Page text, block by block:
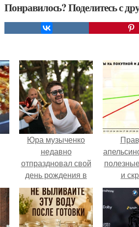
Понравилось? Поделитесь с
Юра музыченко
недавно
отпраздновал свой
день рождения в
кругу самых
близких и родных
людей.
и